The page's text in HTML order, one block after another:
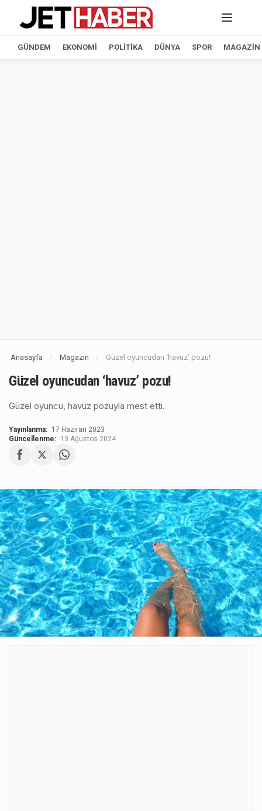
GÜNDEM EKONOMI POLITIKA DÜNYA SPOR MAGAZIN
Anasayfa / Magazin / Güzel oyuncudan ‘havuz’ pozu!
Güzel oyuncudan ‘havuz’ pozu!
Güzel oyuncu, havuz pozuyla mest etti.
Yayınlanma: 17 Haziran 2023
Güncellenme: 13 Ağustos 2024